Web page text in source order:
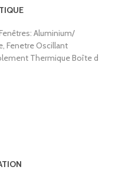
Aluminium/
Fenetre Oscillant
Thermique Boîte d